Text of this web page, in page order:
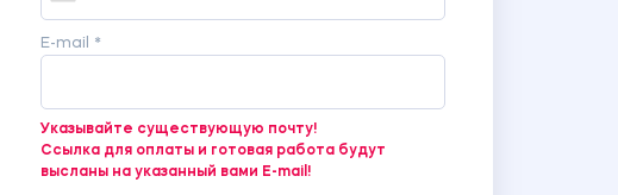
E-mail *
Указывайте существующую почту!
Ссылка для оплаты и готовая работа будут
высланы на указанный вами E-mail!